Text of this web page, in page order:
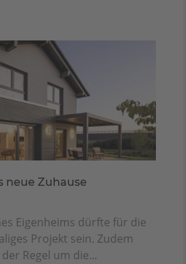
neue Zuhause
Eigenheims dürfte für die
Projekt sein. Zudem
Regel um die...